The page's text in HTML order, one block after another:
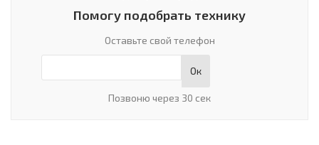
Помогу подобрать технику
Оставьте свой телефон
Ок
Позвоню через 30 сек